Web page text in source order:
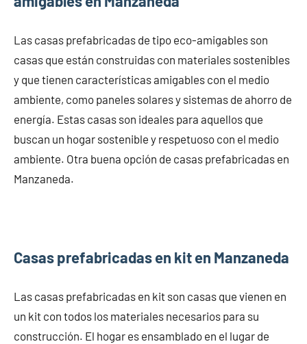
Las casas prefabricadas de tipo eco-amigables son
casas que están construidas con materiales sostenibles
y que tienen características amigables con el medio
ambiente, como paneles solares y sistemas de ahorro de
energía. Estas casas son ideales para aquellos que
buscan un hogar sostenible y respetuoso con el medio
ambiente. Otra buena opción de casas prefabricadas en
Manzaneda.
Casas prefabricadas en kit en Manzaneda
Las casas prefabricadas en kit son casas que vienen en
un kit con todos los materiales necesarios para su
construcción. El hogar es ensamblado en el lugar de